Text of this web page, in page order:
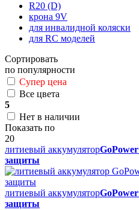
R20 (D)
крона 9V
для инвалидной коляски
для RC моделей
Сортировать
по популярности
Супер цена
Все цвета
5
Нет в наличии
Показать по
20
литиевый аккумулятор
защиты
литиевый аккумулятор
защиты